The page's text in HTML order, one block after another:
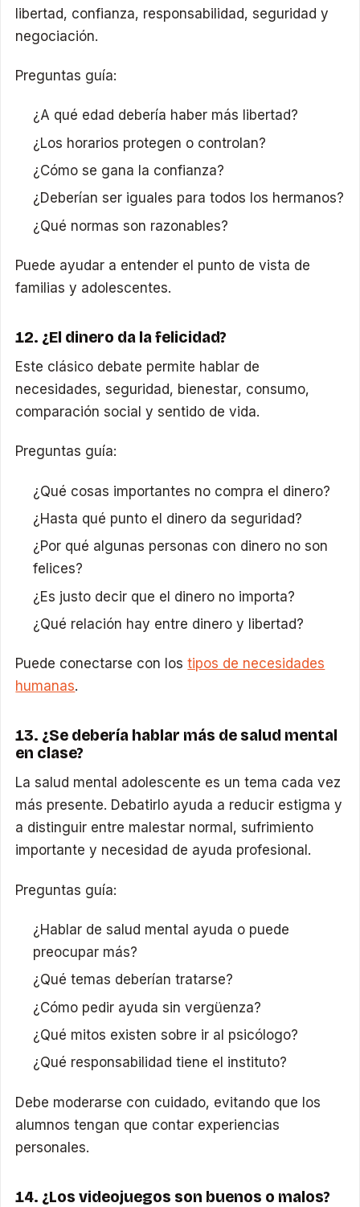
libertad, confianza, responsabilidad, seguridad y
negociación.
Preguntas guía:
¿A qué edad debería haber más libertad?
¿Los horarios protegen o controlan?
¿Cómo se gana la confianza?
¿Deberían ser iguales para todos los hermanos?
¿Qué normas son razonables?
Puede ayudar a entender el punto de vista de
familias y adolescentes.
12. ¿El dinero da la felicidad?
Este clásico debate permite hablar de
necesidades, seguridad, bienestar, consumo,
comparación social y sentido de vida.
Preguntas guía:
¿Qué cosas importantes no compra el dinero?
¿Hasta qué punto el dinero da seguridad?
¿Por qué algunas personas con dinero no son
felices?
¿Es justo decir que el dinero no importa?
¿Qué relación hay entre dinero y libertad?
Puede conectarse con lostipos de necesidades
humanas.
13. ¿Se debería hablar más de salud mental
en clase?
La salud mental adolescente es un tema cada vez
más presente. Debatirlo ayuda a reducir estigma y
a distinguir entre malestar normal, sufrimiento
importante y necesidad de ayuda profesional.
Preguntas guía:
¿Hablar de salud mental ayuda o puede
preocupar más?
¿Qué temas deberían tratarse?
¿Cómo pedir ayuda sin vergüenza?
¿Qué mitos existen sobre ir al psicólogo?
¿Qué responsabilidad tiene el instituto?
Debe moderarse con cuidado, evitando que los
alumnos tengan que contar experiencias
personales.
14. ¿Los videojuegos son buenos o malos?